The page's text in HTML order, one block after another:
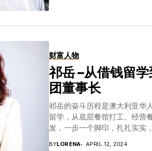
多造富神话。 比如一个朋友
就卖掉，或者重新评估房屋价
款 (Refnance)，利用其中的
是在整个房地产趋势往上走的
一倍。 疫情前，澳大利亚
容易，不用任何收入文件，用
入证明，哪怕是海外收入证明
持贷款利息，一般银行前5年
，以至于 Jef出门买菜路过房
在贷款公司工作的两年，Jeff
工程竟然是夫妇两个人，靠着
候，每个人都会有梦想，但是
一辈子，更难得的是，还要带
现了。 里昂家庭博物馆占地
米， 2003年开始设计建造，
业以来，已接待成千上万人来
物馆之一。 2010年获得了澳
斯布罗—安尼尔建筑奖。之后
一座公共博物馆。 馆主
corbett拥有 40多年的专业经
财富人物
祁岳 –从借钱留
团董事长
祁岳的奋斗历程是澳大利亚华
留学，从底层餐馆打工、经营
发，一步一个脚印，扎扎实实
BYLORENA APRIL 12, 2024